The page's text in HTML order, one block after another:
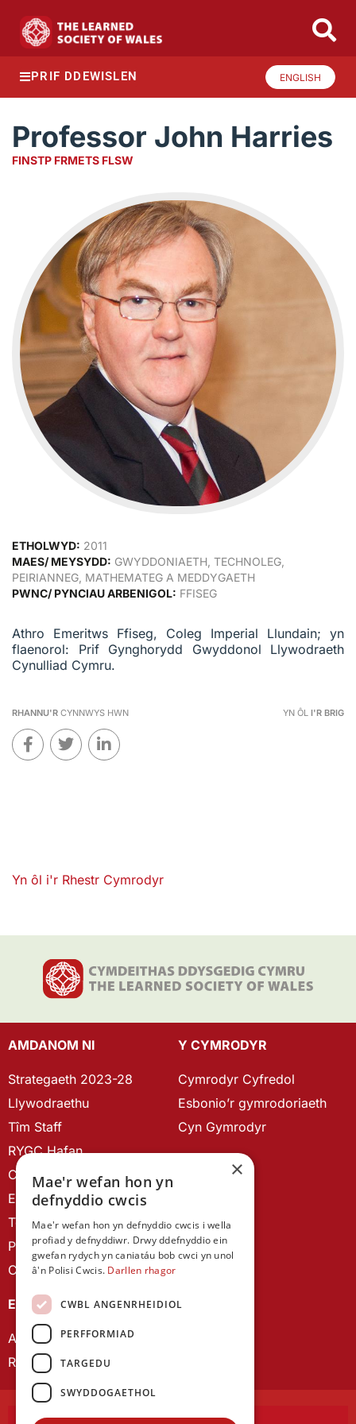
PRIF DDEWISLEN ENGLISH
Professor John Harries
FINSTP FRMETS FLSW
ETHOLWYD: 2011
MAES/ MEYSYDD: GWYDDONIAETH, TECHNOLEG,
PEIRIANNEG, MATHEMATEG A MEDDYGAETH
PWNC/ PYNCIAU ARBENIGOL: FFISEG
Athro Emeritws Ffiseg, Coleg Imperial Llundain; yn
flaenorol: Prif Gynghorydd Gwyddonol Llywodraeth
Cynulliad Cymru.
RHANNU'R CYNNWYS HWN YN ÔL I'R BRIG
Yn ôl i'r Rhestr Cymrodyr
AMDANOM NI
Strategaeth 2023-28
Llywodraethu
Tîm Staff
RYGC Hafan
Canllawiau brandio
Ein Hanes
Telerau ac Amodau
Polisi Preifatrwydd
Cysylltu â ni
Y CYMRODYR
Cymrodyr Cyfredol
Esbonio’r gymrodoriaeth
Cyn Gymrodyr
EIN CYHOEDDIADAU
Astudiaethau Cymreig
Rhwydwaith Ymchwil Gyrfa Cynnar
×
Mae'r wefan hon yn
defnyddio cwcis
Mae'r wefan hon yn defnyddio cwcis i wella
profiad y defnyddiwr. Drwy ddefnyddio ein
gwefan rydych yn caniatáu bob cwci yn unol
â'n Polisi Cwcis. Darllen rhagor
CWBL ANGENRHEIDIOL
PERFFORMIAD
TARGEDU
SWYDDOGAETHOL